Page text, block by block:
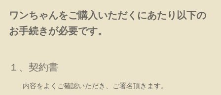
ワンちゃんをご購入いただくにあたり以下の
お手続きが必要です。
１、契約書
内容をよくご確認いただき、ご署名頂きます。